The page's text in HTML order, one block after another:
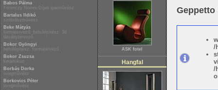
Babos Pálma
Ferenczy Noémi Díjas iparművész
Bartalus Ildikó
szobrászművész
Beke Mátyás
formatervező, belsőépítész, 3d
látványtervező
Bokor Gyöngyi
belsőépítész, formatervező
Bokor Zsuzsa
keramikus
Borbás Dorka
üvegművész
Borkovics Péter
üvegművész
ASK fotel
Hangfal
Geppetto
/
/